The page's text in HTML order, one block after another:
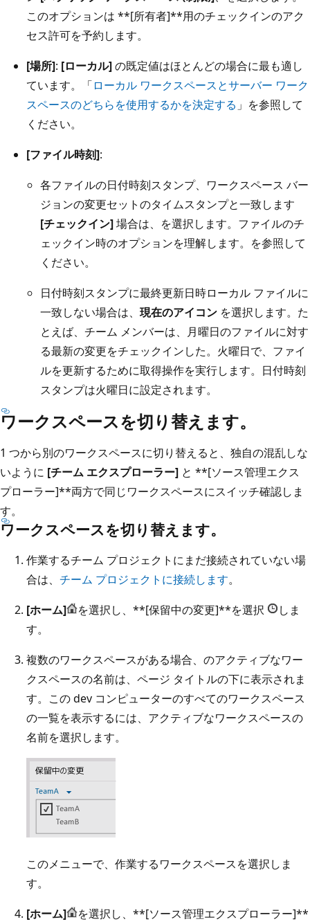
このオプションは **[所有者]**用のチェックインのアク
セス許可を予約します。
[場所]: [ローカル]の既定値はほとんどの場合に最も適し
ています。「ローカル ワークスペースとサーバー ワーク
スペースのどちらを使用するかを決定する 」を参照して
ください。
[ファイル時刻]:
各ファイルの日付時刻スタンプ、ワークスペース バー
ジョンの変更セットのタイムスタンプと一致します
[チェックイン]場合は、を選択します。ファイルのチ
ェックイン時のオプションを理解します。を参照して
ください。
日付時刻スタンプに最終更新日時ローカル ファイルに
一致しない場合は、 現在のアイコン を選択します。た
とえば、チーム メンバーは、月曜日のファイルに対す
る最新の変更をチェックインした。火曜日で、ファイ
ルを更新するために取得操作を実行します。日付時刻
スタンプは火曜日に設定されます。
ワークスペースを切り替えます。
1 つから別のワークスペースに切り替えると、独自の混乱しな
いように [チーム エクスプローラー] と **[ソース管理エクス
プローラー]**両方で同じワークスペースにスイッチ確認しま
す。
ワークスペースを切り替えます。
作業するチーム プロジェクトにまだ接続されていない場
合は、 チーム プロジェクトに接続します。
[ホーム]
を選択し、**[保留中の変更]**を選択
しま
す。
複数のワークスペースがある場合、のアクティブなワー
クスペースの名前は、ページ タイトルの下に表示されま
す。この dev コンピューターのすべてのワークスペース
の一覧を表示するには、アクティブなワークスペースの
名前を選択します。
このメニューで、作業するワークスペースを選択しま
す。
[ホーム]
を選択し、**[ソース管理エクスプローラー]**